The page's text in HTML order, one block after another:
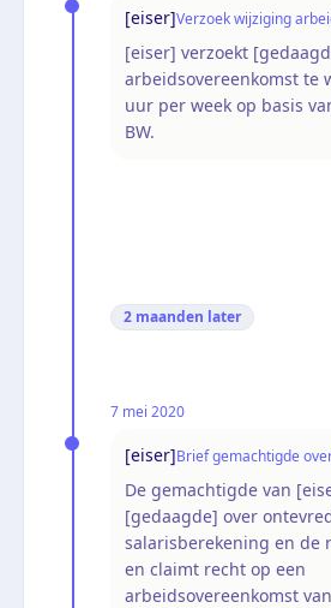
[eiser]Verzoek wijziging
[eiser] verzoekt
arbeidsovereenkomst te
uur per week op basis
BW.
2 maanden later
7 mei 2020
[eiser]Brief gemachtigde
De gemachtigde van
[gedaagde] over
salarisberekening en de
en claimt recht op een
arbeidsovereenkomst